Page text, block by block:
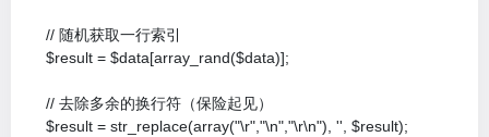
// 随机获取一行索引
$result = $data[array_rand($data)];
// 去除多余的换行符（保险起见）
$result = str_replace(array("\r","\n","\r\n"), '', $result);